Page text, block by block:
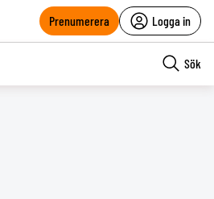
Prenumerera Logga in
Sök